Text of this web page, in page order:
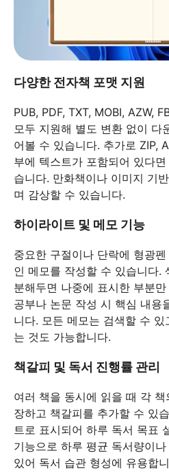
다양한 전자책 포맷 지원
PUB, PDF, TXT, MOBI, AZW,
모두 지원해 별도 변환 없이 다
어볼 수 있습니다. 추가로 ZIP,
부에 텍스트가 포함되어 있다
습니다. 만화책이나 이미지 기
며 감상할 수 있습니다.
하이라이트 및 메모 기능
중요한 구절이나 단락에 형광
인 메모를 작성할 수 있습니다.
분해두면 나중에 표시한 부분
공부나 논문 작성 시 핵심 내용
니다. 모든 메모는 검색할 수
는 것도 가능합니다.
책갈피 및 독서 진행률 관리
여러 책을 동시에 읽을 때 각
장하고 책갈피를 추가할 수 있
트로 표시되어 하루 독서 목표
기능으로 하루 평균 독서량이
있어 독서 습관 형성에 유용합